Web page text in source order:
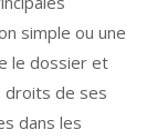
simple ou une
le dossier et
droits de ses
dans les